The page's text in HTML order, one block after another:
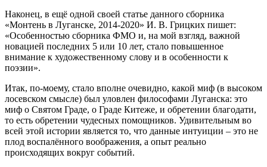
Наконец, в ещё одной своей статье данного сборника
«Монтень в Луганске, 2014-2020» И. В. Грицких пишет:
«Особенностью сборника ФМО и, на мой взгляд, важной
новацией последних 5 или 10 лет, стало повышенное
внимание к художественному слову и в особенности к
поэзии».
Итак, по-моему, стало вполне очевидно, какой миф (в высоком
лосевском смысле) был уловлен философами Луганска: это
миф о Святом Граде, о Граде Китеже, и обретении благодати,
то есть обретении чудесных помощников. Удивительным во
всей этой истории является то, что данные интуиции – это не
плод воспалённого воображения, а опыт реально
происходящих вокруг событий.